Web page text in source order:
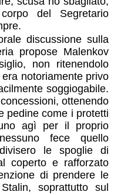
del Segretario
discussione sulla
propose Malenkov
non ritenendolo
notoriamente privo
soggiogabile.
ottenendo
pedine come i protetti
agì per il proprio
fece quello
le spoglie di
coperto e rafforzato
di prendere le
soprattutto sul